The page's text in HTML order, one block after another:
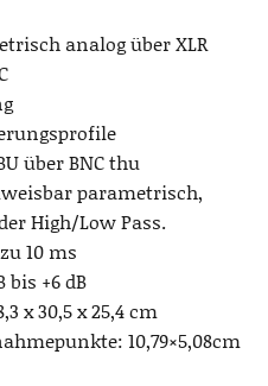
analog über XLR
über BNC thu
parametrisch,
High/Low Pass.
10 ms
bis +6 dB
x 30,5 x 25,4 cm
10,79×5,08cm